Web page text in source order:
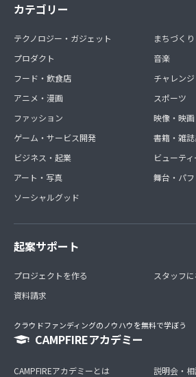
カテゴリー
テクノロジー・ガジェット
プロダクト
フード・飲食店
アニメ・漫画
ファッション
ゲーム・サービス開発
ビジネス・起業
アート・写真
ソーシャルグッド
まちづく
音楽
チャレンジ
スポーツ
映像・映画
書籍・雑
ビューテ
舞台・パ
起案サポート
プロジェクトを作る
資料請求
スタッフ
クラウドファンディングのノウハウを無料で学ぼう
CAMPFIREアカデミー
CAMPFIREアカデミーとは
説明会・